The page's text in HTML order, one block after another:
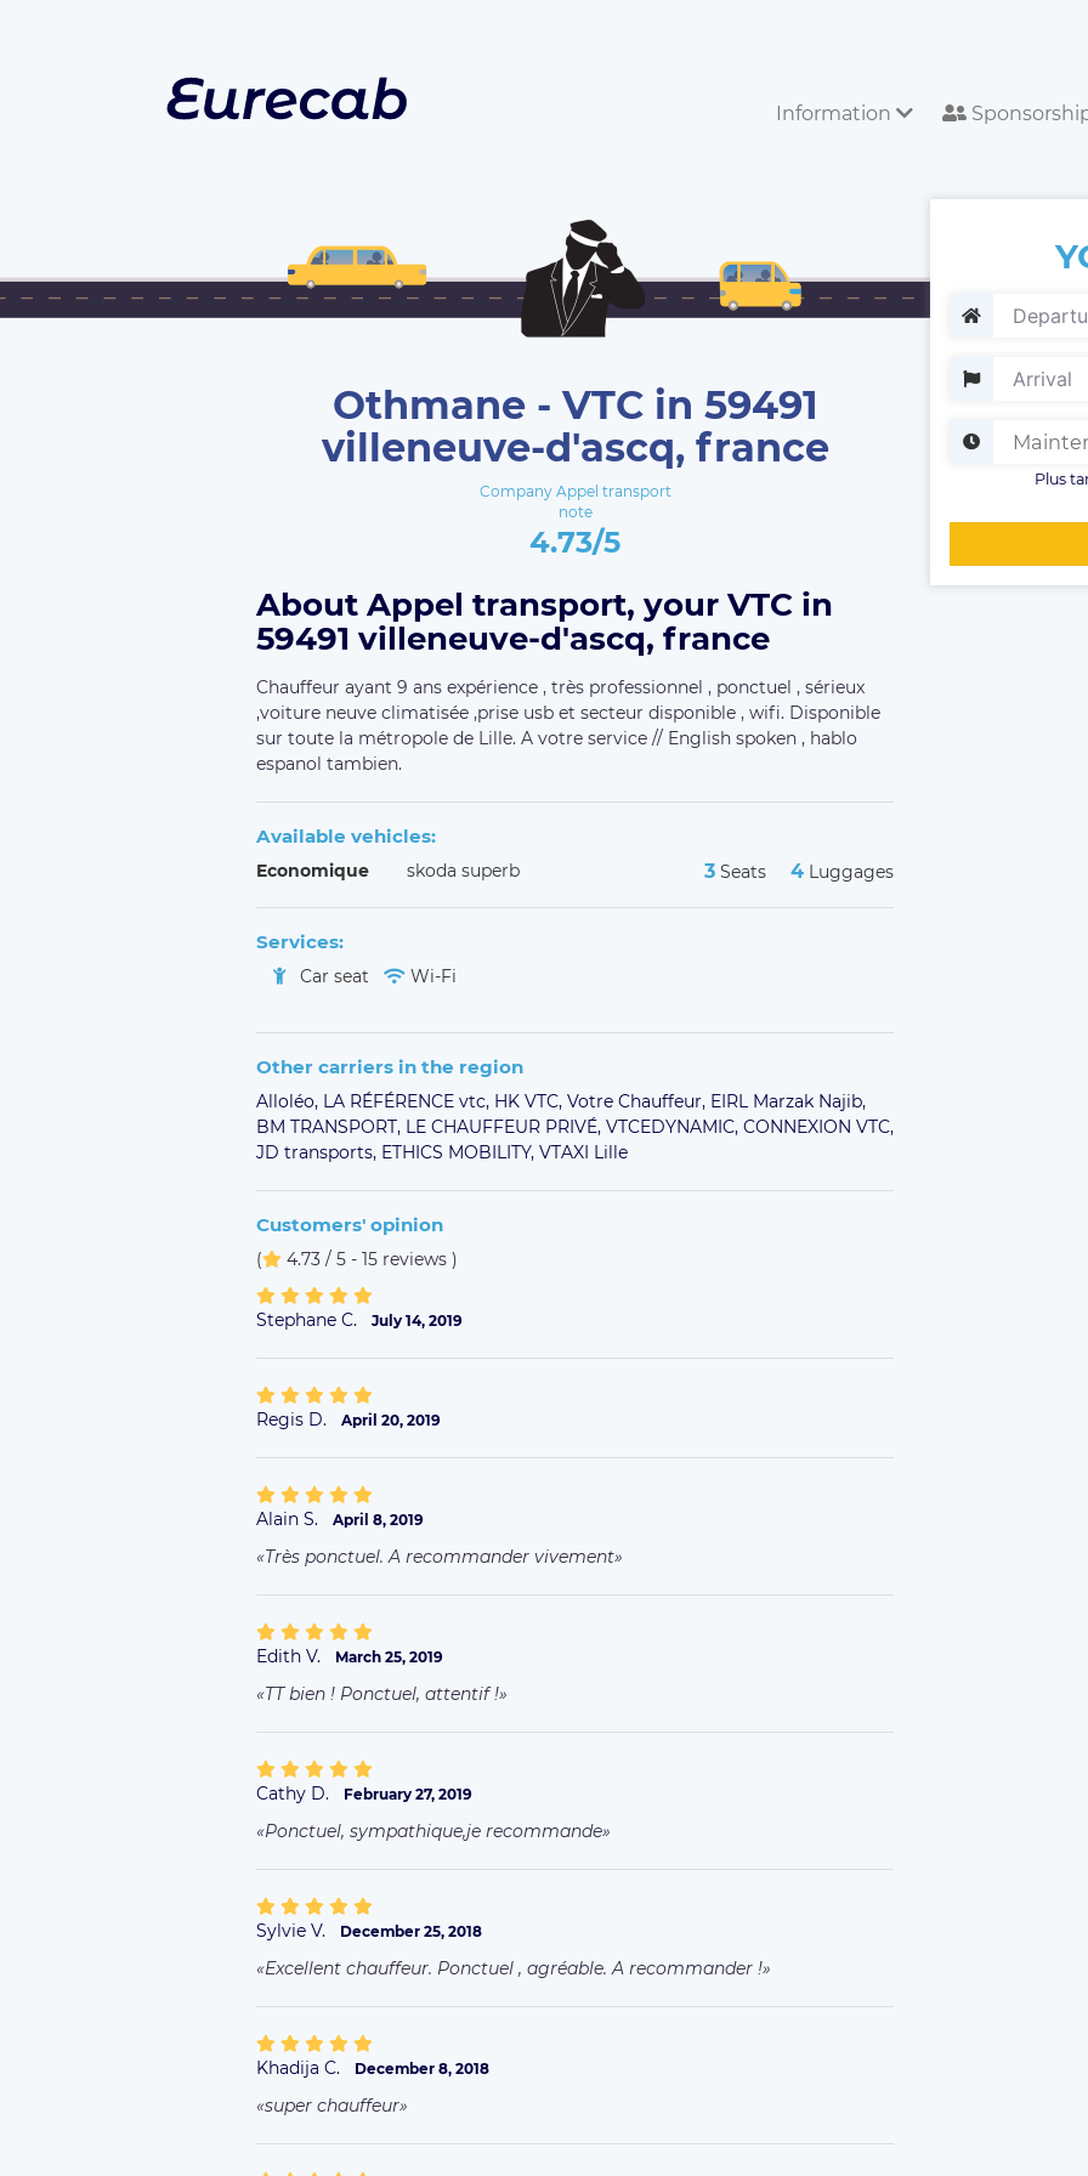
Information
Othmane - VTC in 59491
villeneuve-d'ascq, france
Company Appel transport
note
4.73/5
Plus
About Appel transport, your VTC in
59491 villeneuve-d'ascq, france
Chauffeur ayant 9 ans expérience , très professionnel , ponctuel , sérieux
,voiture neuve climatisée ,prise usb et secteur disponible , wifi. Disponible
sur toute la métropole de Lille. A votre service // English spoken , hablo
espanol tambien.
Available vehicles:
Economique skoda superb 3 Seats 4 Luggages
Services:
Car seat Wi-Fi
Other carriers in the region
Alloléo, LA RÉFÉRENCE vtc, HK VTC, Votre Chauffeur, EIRL Marzak Najib,
BM TRANSPORT, LE CHAUFFEUR PRIVÉ, VTCEDYNAMIC, CONNEXION VTC,
JD transports, ETHICS MOBILITY, VTAXI Lille
Customers' opinion
( 4.73 / 5 - 15 reviews )
Stephane C. July 14, 2019
Regis D. April 20, 2019
Alain S. April 8, 2019
Très ponctuel. A recommander vivement
Edith V. March 25, 2019
TT bien ! Ponctuel, attentif !
Cathy D. February 27, 2019
Ponctuel, sympathique,je recommande
Sylvie V. December 25, 2018
Excellent chauffeur. Ponctuel , agréable. A recommander !
Khadija C. December 8, 2018
super chauffeur